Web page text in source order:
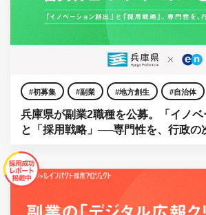
初募集 副業 地方創生 自治体
兵庫県が副業2職種を公募。「イノベ
と「採用戦略」──専門性を、行政の